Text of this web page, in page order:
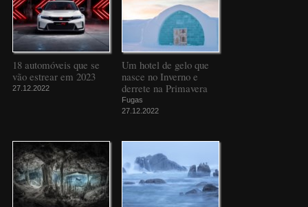
18 automóveis que se
vão estrear em 2023
27.12.2022
Um hotel de gelo que
nasce no Inverno e
derrete na Primavera
Fugas
27.12.2022